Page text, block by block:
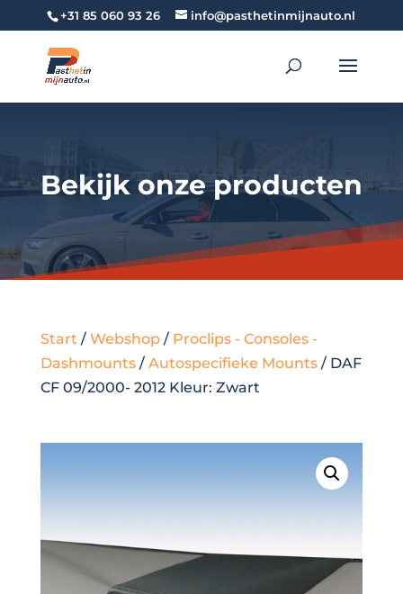
+31 85 060 93 26 info@pasthetinmijnauto.nl
Bekijk onze producten
Start / Webshop/ Proclips - Consoles -
Dashmounts/ Autospecifieke Mounts/ DAF
CF 09/2000- 2012 Kleur: Zwart